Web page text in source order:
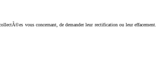
vous concernant, de demander leur rectification ou leur